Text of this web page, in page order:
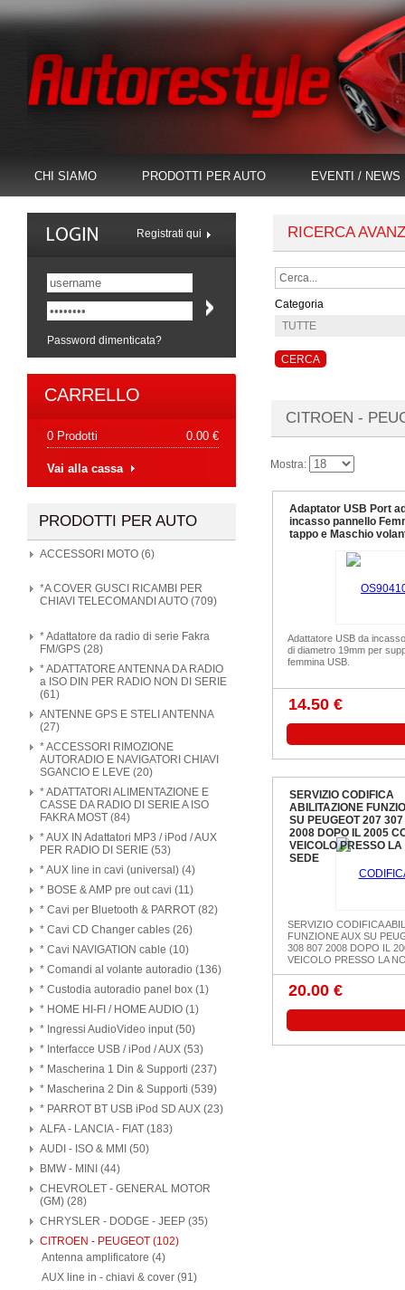
CHI SIAMO PRODOTTI PER AUTO EVENTI / NEWS
PRODOTTI PER AUTO
ACCESSORI MOTO (6)
*A COVER GUSCI RICAMBI PER
CHIAVI TELECOMANDI AUTO (709)
* Adattatore da radio di serie Fakra
FM/GPS (28)
* ADATTATORE ANTENNA DA RADIO
a ISO DIN PER RADIO NON DI SERIE
(61)
ANTENNE GPS E STELI ANTENNA
(27)
* ACCESSORI RIMOZIONE
AUTORADIO E NAVIGATORI CHIAVI
SGANCIO E LEVE (20)
* ADATTATORI ALIMENTAZIONE E
CASSE DA RADIO DI SERIE A ISO
FAKRA MOST (84)
* AUX IN Adattatori MP3 / iPod / AUX
PER RADIO DI SERIE (53)
* AUX line in cavi (universal) (4)
* BOSE & AMP pre out cavi (11)
* Cavi per Bluetooth & PARROT (82)
* Cavi CD Changer cables (26)
* Cavi NAVIGATION cable (10)
* Comandi al volante autoradio (136)
* Custodia autoradio panel box (1)
* HOME HI-FI / HOME AUDIO (1)
* Ingressi AudioVideo input (50)
* Interfacce USB / iPod / AUX (53)
* Mascherina 1 Din & Supporti (237)
* Mascherina 2 Din & Supporti (539)
* PARROT BT USB iPod SD AUX (23)
ALFA - LANCIA - FIAT (183)
AUDI - ISO & MMI (50)
BMW - MINI (44)
CHEVROLET - GENERAL MOTOR
(GM) (28)
CHRYSLER - DODGE - JEEP (35)
CITROEN - PEUGEOT (102)
Antenna amplificatore (4)
AUX line in - chiavi & cover (91)
Password dimenticata?
Registrati qui
CARRELLO
0 Prodotti 0.00 €
Vai alla cassa
CITROEN -
RICERCA
Categoria
Mostra:
Adaptator USB Port
incasso pannello
tappo e Maschio
Adattatore USB da
di diametro 19mm per
femmina USB.
14.50 €
SERVIZIO CODIFICA
ABILITAZIONE
SU PEUGEOT 207
2008 DOPO IL 2005
VEICOLO PRESSO
SEDE
SERVIZIO CODIFICA
FUNZIONE AUX SU
308 807 2008 DOPO IL
VEICOLO PRESSO LA
20.00 €